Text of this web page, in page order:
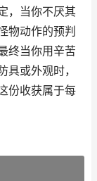
，当你不厌其
物动作的预判
终当你用辛苦
或外观时，
份收获属于每